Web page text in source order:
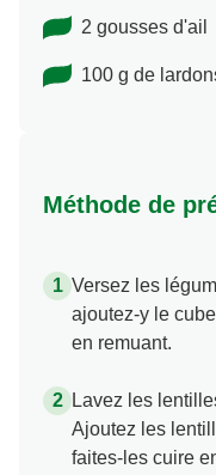
2 gousses d'ail
100 g de
Méthode de
Versez les
ajoutez-y le
en remuant.
Lavez les
Ajoutez les
faites-les cuire